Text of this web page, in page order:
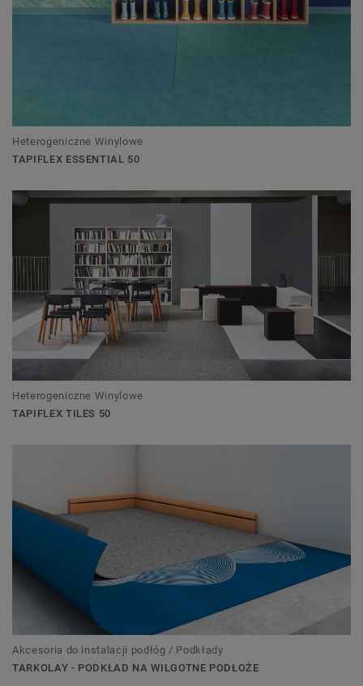
Heterogeniczne Winylowe
TAPIFLEX ESSENTIAL 50
Heterogeniczne Winylowe
TAPIFLEX TILES 50
Akcesoria do instalacji podłóg / Podkłady
TARKOLAY - PODKŁAD NA WILGOTNE PODŁOŻE